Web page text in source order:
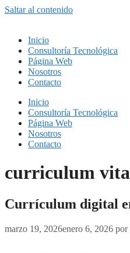
Saltar al contenido
Inicio
Consultoría Tecnológica
Página Web
Nosotros
Contacto
Inicio
Consultoría Tecnológica
Página Web
Nosotros
Contacto
curriculum
Currículum digital
marzo 19, 2026enero 6, 2026 por